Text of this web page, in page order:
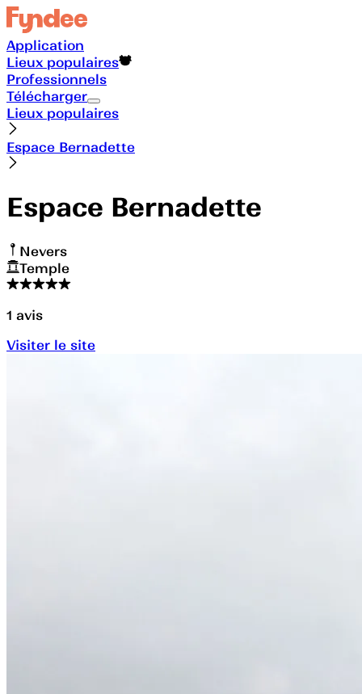
Application
Lieux populaires
Professionnels
Télécharger
Lieux populaires
Espace Bernadette
Espace Bernadette
Nevers
Temple
1 avis
Visiter le site